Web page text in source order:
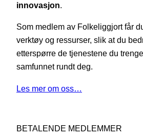
innovasjon.
Som medlem av Folkeliggjort får
verktøy og ressurser, slik at du
etterspørre de tjenestene du
samfunnet rundt deg.
Les mer om oss…
BETALENDE MEDLEMMER